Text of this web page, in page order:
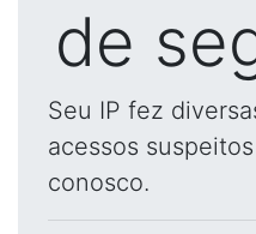
de
Seu IP fez
acessos
conosco.